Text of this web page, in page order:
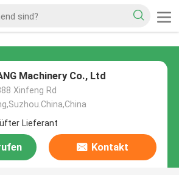
Machinery Co., Ltd
Xinfeng Rd
Lieferant
Kontakt